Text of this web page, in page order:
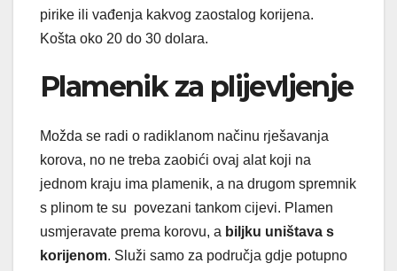
pirike ili vađenja kakvog zaostalog korijena.
Košta oko 20 do 30 dolara.
Plamenik za plijevljenje
Možda se radi o radiklanom načinu rješavanja
korova, no ne treba zaobići ovaj alat koji na
jednom kraju ima plamenik, a na drugom spremnik
s plinom te su povezani tankom cijevi. Plamen
usmjeravate prema korovu, a biljku uništava s
korijenom. Služi samo za područja gdje potupno